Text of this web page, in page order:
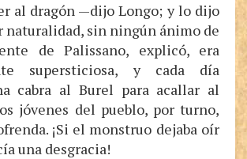
al dragón —dijo Longo; y lo dijo
naturalidad, sin ningún ánimo de
de Palissano, explicó, era
supersticiosa, y cada día
cabra al Burel para acallar al
jóvenes del pueblo, por turno,
¡Si el monstruo dejaba oír
una desgracia!